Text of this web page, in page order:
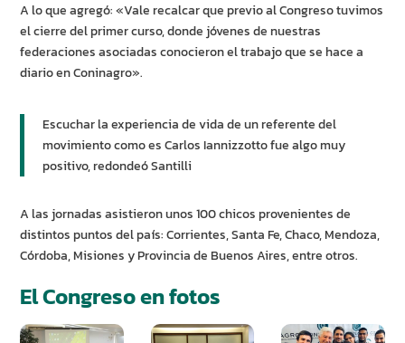
A lo que agregó: «Vale recalcar que previo al Congreso tuvimos
el cierre del primer curso, donde jóvenes de nuestras
federaciones asociadas conocieron el trabajo que se hace a
diario en Coninagro».
Escuchar la experiencia de vida de un referente del
movimiento como es Carlos Iannizzotto fue algo muy
positivo, redondeó Santilli
A las jornadas asistieron unos 100 chicos provenientes de
distintos puntos del país: Corrientes, Santa Fe, Chaco, Mendoza,
Córdoba, Misiones y Provincia de Buenos Aires, entre otros.
El Congreso en fotos